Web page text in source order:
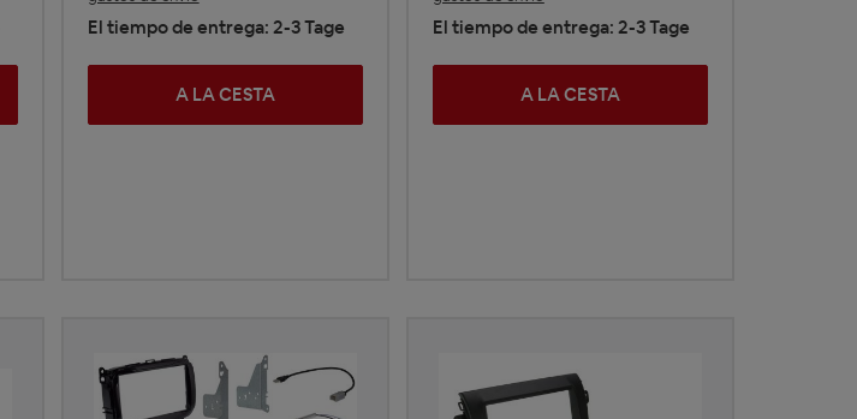
El tiempo de entrega: 2-3 Tage
A LA CESTA
El tiempo de entrega: 2-3 Tage
A LA CESTA